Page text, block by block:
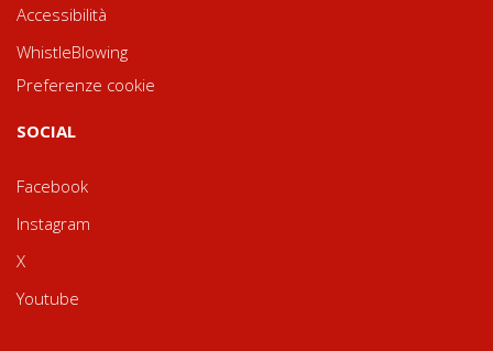
Accessibilità
WhistleBlowing
Preferenze cookie
SOCIAL
Facebook
Instagram
X
Youtube